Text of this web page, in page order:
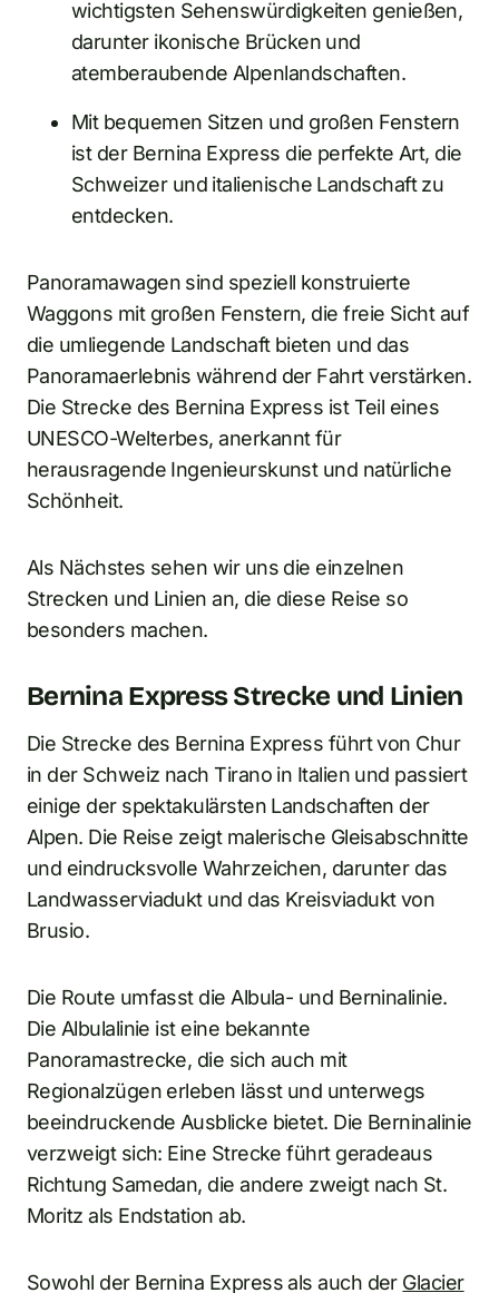
wichtigsten Sehenswürdigkeiten genießen,
darunter ikonische Brücken und
atemberaubende Alpenlandschaften.
Mit bequemen Sitzen und großen Fenstern
ist der Bernina Express die perfekte Art, die
Schweizer und italienische Landschaft zu
entdecken.
Panoramawagen sind speziell konstruierte
Waggons mit großen Fenstern, die freie Sicht auf
die umliegende Landschaft bieten und das
Panoramaerlebnis während der Fahrt verstärken.
Die Strecke des Bernina Express ist Teil eines
UNESCO-Welterbes, anerkannt für
herausragende Ingenieurskunst und natürliche
Schönheit.
Als Nächstes sehen wir uns die einzelnen
Strecken und Linien an, die diese Reise so
besonders machen.
Bernina Express Strecke und Linien
Die Strecke des Bernina Express führt von Chur
in der Schweiz nach Tirano in Italien und passiert
einige der spektakulärsten Landschaften der
Alpen. Die Reise zeigt malerische Gleisabschnitte
und eindrucksvolle Wahrzeichen, darunter das
Landwasserviadukt und das Kreisviadukt von
Brusio.
Die Route umfasst die Albula- und Berninalinie.
Die Albulalinie ist eine bekannte
Panoramastrecke, die sich auch mit
Regionalzügen erleben lässt und unterwegs
beeindruckende Ausblicke bietet. Die Berninalinie
verzweigt sich: Eine Strecke führt geradeaus
Richtung Samedan, die andere zweigt nach St.
Moritz als Endstation ab.
Sowohl der Bernina Express als auch der Glacier